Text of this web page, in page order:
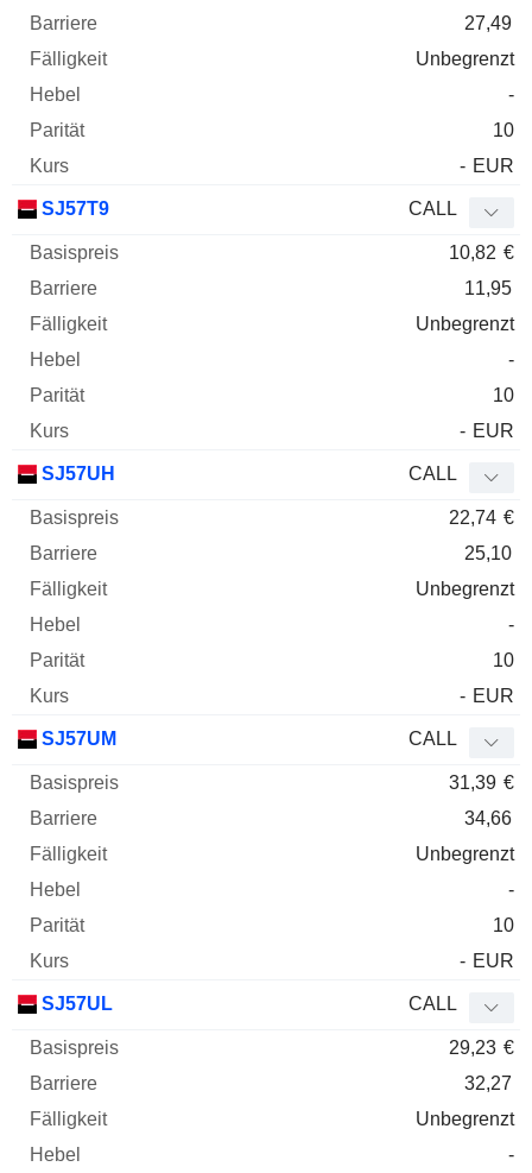
27,49
Unbegrenzt
-
10
- EUR
SJ57T9 CALL
10,82 €
11,95
Unbegrenzt
-
10
- EUR
SJ57UH CALL
22,74 €
25,10
Unbegrenzt
-
10
- EUR
SJ57UM CALL
31,39 €
34,66
Unbegrenzt
-
10
- EUR
SJ57UL CALL
29,23 €
32,27
Unbegrenzt
-